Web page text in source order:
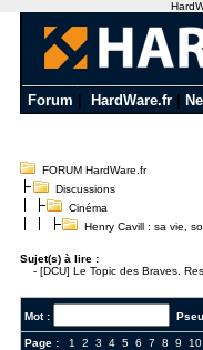
Forum HardWare.fr
FORUM HardWare.fr
Discussions
Cinéma
Henry Cavill : sa vie,
Sujet(s) à lire :
- [DCU] Le Topic des Braves.
Mot :
Page : 1 2 3 4 5 6 7 8 9 10